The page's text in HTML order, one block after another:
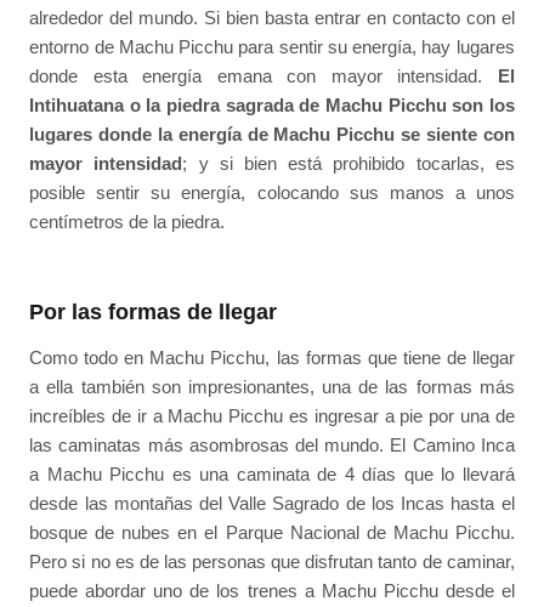
alrededor del mundo. Si bien basta entrar en contacto con el
entorno de Machu Picchu para sentir su energía, hay lugares
donde esta energía emana con mayor intensidad. El
Intihuatana o la piedra sagrada de Machu Picchu son los
lugares donde la energía de Machu Picchu se siente con
mayor intensidad; y si bien está prohibido tocarlas, es
posible sentir su energía, colocando sus manos a unos
centímetros de la piedra.
Por las formas de llegar
Como todo en Machu Picchu, las formas que tiene de llegar
a ella también son impresionantes, una de las formas más
increíbles de ir a Machu Picchu es ingresar a pie por una de
las caminatas más asombrosas del mundo. El Camino Inca
a Machu Picchu es una caminata de 4 días que lo llevará
desde las montañas del Valle Sagrado de los Incas hasta el
bosque de nubes en el Parque Nacional de Machu Picchu.
Pero si no es de las personas que disfrutan tanto de caminar,
puede abordar uno de los trenes a Machu Picchu desde el